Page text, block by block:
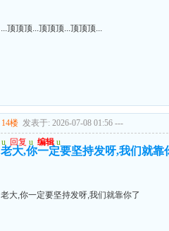
...顶顶顶...顶顶顶...顶顶顶...
14楼 发表于: 2026-07-08 01:56 ---
u 回复 u 编辑 u
老大,你一定要坚持发呀,我们就靠
老大,你一定要坚持发呀,我们就靠你了